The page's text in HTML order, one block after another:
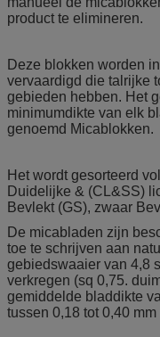
product te elimineren.
Deze blokken worden
vervaardigd die talrijke
gebieden hebben. Het
minimumdikte van elk
genoemd Micablokken.
Het wordt gesorteerd
Duidelijke & (CL&SS)
Bevlekt (GS), zwaar
De micabladen zijn
toe te schrijven aan
gebiedswaaier van 4,8
verkregen (sq 0,75.
gemiddelde bladdikte
tussen 0,18 tot 0,40